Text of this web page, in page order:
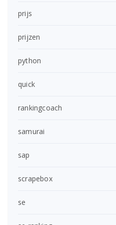
prijs
prijzen
python
quick
rankingcoach
samurai
sap
scrapebox
se